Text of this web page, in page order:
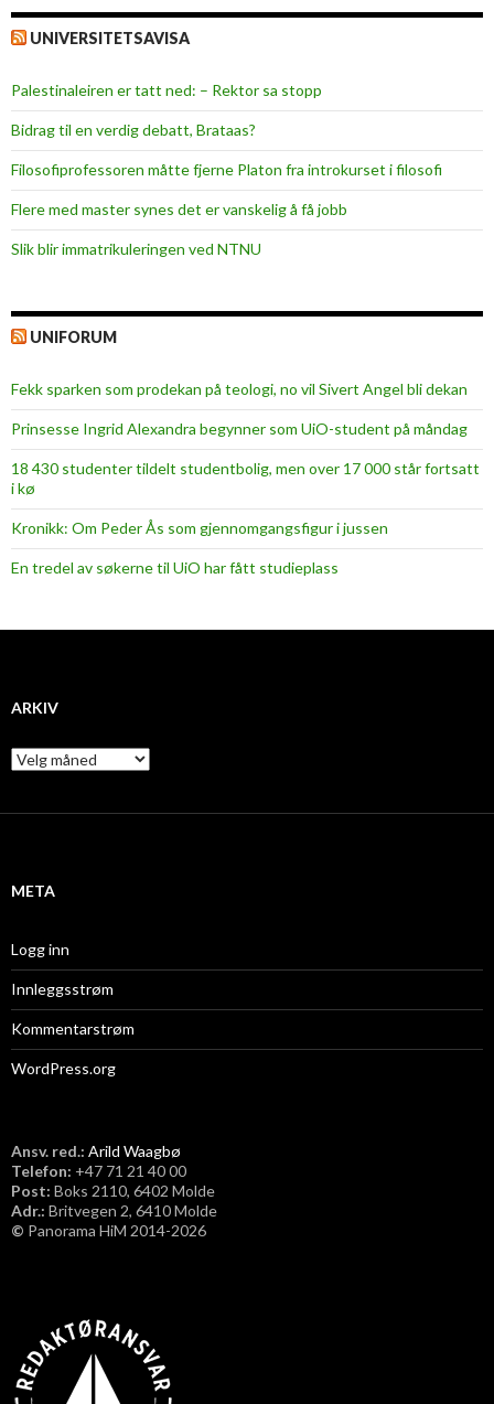
UNIVERSITETSAVISA
Palestinaleiren er tatt ned: – Rektor sa stopp
Bidrag til en verdig debatt, Brataas?
Filosofiprofessoren måtte fjerne Platon fra introkurset i filosofi
Flere med master synes det er vanskelig å få jobb
Slik blir immatrikuleringen ved NTNU
UNIFORUM
Fekk sparken som prodekan på teologi, no vil Sivert Angel bli dekan
Prinsesse Ingrid Alexandra begynner som UiO-student på måndag
18 430 studenter tildelt studentbolig, men over 17 000 står fortsatt
i kø
Kronikk: Om Peder Ås som gjennomgangsfigur i jussen
En tredel av søkerne til UiO har fått studieplass
ARKIV
A
r
i
META
Logg inn
Innleggsstrøm
Kommentarstrøm
WordPress.org
Ansv. red.: Arild Waagbø
Telefon: ​+47 71 21 40 00
Post: Boks 2110, 6402 Molde
Adr.: Britvegen 2, 6410 Molde
© Panorama HiM 2014-2026